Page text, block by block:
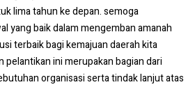
lima tahun ke depan. semoga
yang baik dalam mengemban amanah
terbaik bagi kemajuan daerah kita
ini merupakan bagian dari
organisasi serta tindak lanjut atas